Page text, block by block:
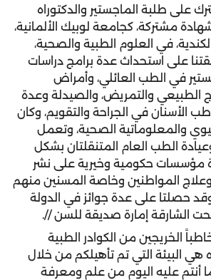
على طلبة الماجستير والدكتوراه
مشتركة، كجامعة لوبيك الألمانية،
في العلوم الطبية والصحية،
على استحداث عدة برامج دراسات
في الطب العائلي، وأمراض
الطبيعي والتمريض، والصيدلة وعدة
الأسنان في الجراحة والتقويم، وكان
والمعلوماتية الصحية، وتعمل
الطب العام المتنقلتان بشكل
حكومية وخيرية على نشر
المواطنين وخاصة المسنين منهم
حصلتا على عدة جوائز في الدولة
الشارقة إمارة صديقة للسن //.
الخريجين من الكوادر الطبية
البيئة التي تم تأهيلكم من خلال
أنتم عليه اليوم من علم ومعرفة